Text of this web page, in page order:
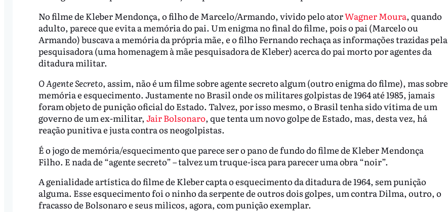
No filme de Kleber Mendonça, o filho de Marcelo/Armando, vivido pelo atorWagner Moura, quando
adulto, parece que evita a memória do pai. Um enigma no final do filme, pois o pai (Marcelo ou
Armando) buscava a memória da própria mãe, e o filho Fernando rechaça as informações trazidas pela
pesquisadora (uma homenagem à mãe pesquisadora de Kleber) acerca do pai morto por agentes da
ditadura militar.
O Agente Secreto, assim, não é um filme sobre agente secreto algum (outro enigma do filme), mas sobre
memória e esquecimento. Justamente no Brasil onde os militares golpistas de 1964 até 1985, jamais
foram objeto de punição oficial do Estado. Talvez, por isso mesmo, o Brasil tenha sido vítima de um
governo de um ex-militar, Jair Bolsonaro, que tenta um novo golpe de Estado, mas, desta vez, há
reação punitiva e justa contra os neogolpistas.
É o jogo de memória/esquecimento que parece ser o pano de fundo do filme de Kleber Mendonça
Filho. E nada de “agente secreto” – talvez um truque-isca para parecer uma obra “noir”.
A genialidade artística do filme de Kleber capta o esquecimento da ditadura de 1964, sem punição
alguma. Esse esquecimento foi o ninho da serpente de outros dois golpes, um contra Dilma, outro, o
fracasso de Bolsonaro e seus milicos, agora, com punição exemplar.